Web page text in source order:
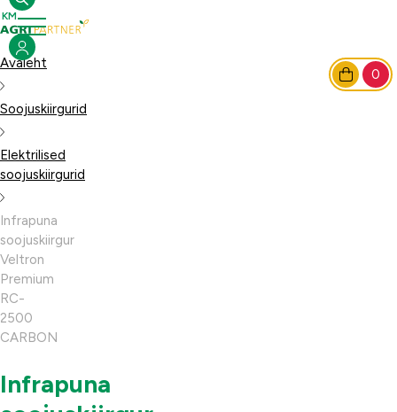
0
Avaleht
Soojuskiirgurid
Elektrilised
soojuskiirgurid
Infrapuna
soojuskiirgur
Veltron
Premium
RC-
2500
CARBON
Infrapuna